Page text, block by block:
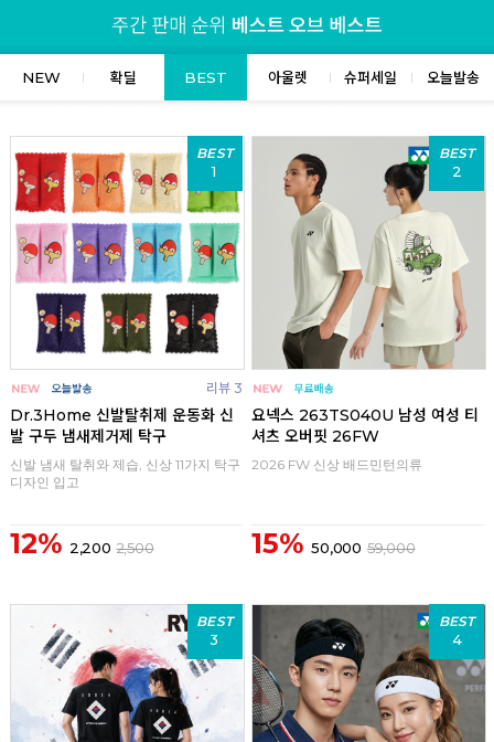
NEW 확딜 BEST 아울렛 슈퍼세일 오늘발송
BEST
1
리뷰 3
Dr.3Home 신발탈취제 운동화 신
발 구두 냄새제거제 탁구
신발 냄새 탈취와 제습, 신상 11가지 탁구
디자인 입고
12% 2,200 2,500
BEST
2
요넥스 263TS040U 남성 여성 티
셔츠 오버핏 26FW
2026 FW 신상 배드민턴의류
15% 50,000 59,000
BEST
3
BEST
4